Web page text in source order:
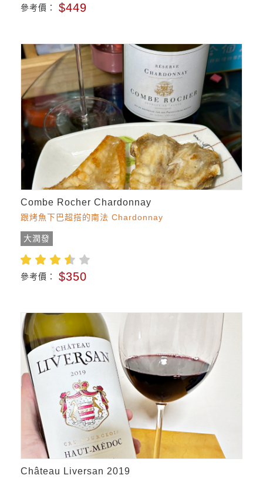
參考價： $449
Combe Rocher Chardonnay
跟烤魚下巴超搭的南法 Chardonnay
大潤發
參考價： $350
Château Liversan 2019